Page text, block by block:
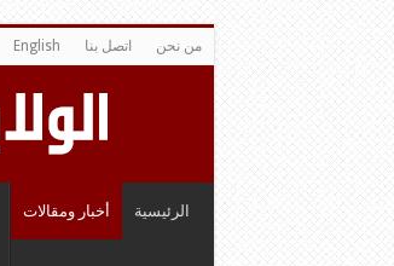
من نحن اتصل بنا English
الرئيسية أخبار ومقالات